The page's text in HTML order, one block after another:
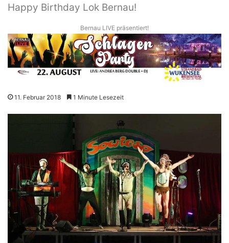
Happy Birthday Lok Bernau!
Bernau LIVE präsentiert!
11. Februar 2018 1 Minute Lesezeit